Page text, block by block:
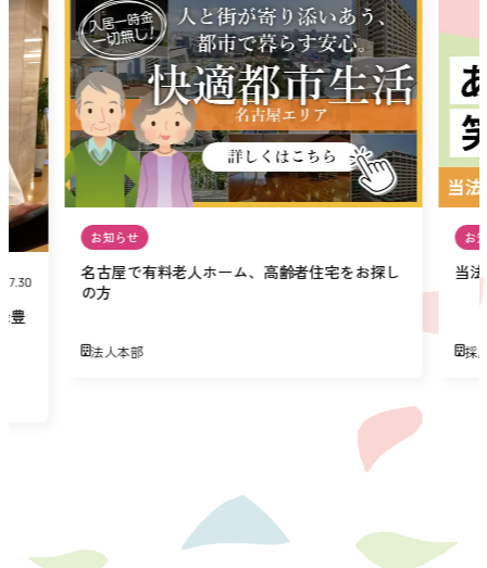
豊
お知らせ
名古屋で有料老人ホーム、高齢者住宅をお探し
の方
法人本部
お
当
採